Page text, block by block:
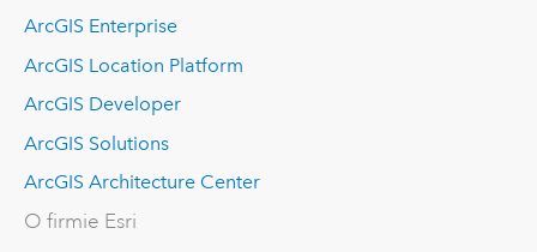
ArcGIS Enterprise
ArcGIS Location Platform
ArcGIS Developer
ArcGIS Solutions
ArcGIS Architecture Center
O firmie Esri